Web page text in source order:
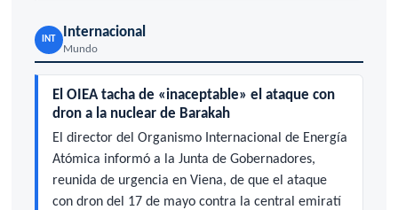
INT Internacional
Mundo
El OIEA tacha de «inaceptable» el ataque con
dron a la nuclear de Barakah
El director del Organismo Internacional de Energía
Atómica informó a la Junta de Gobernadores,
reunida de urgencia en Viena, de que el ataque
con dron del 17 de mayo contra la central emiratí